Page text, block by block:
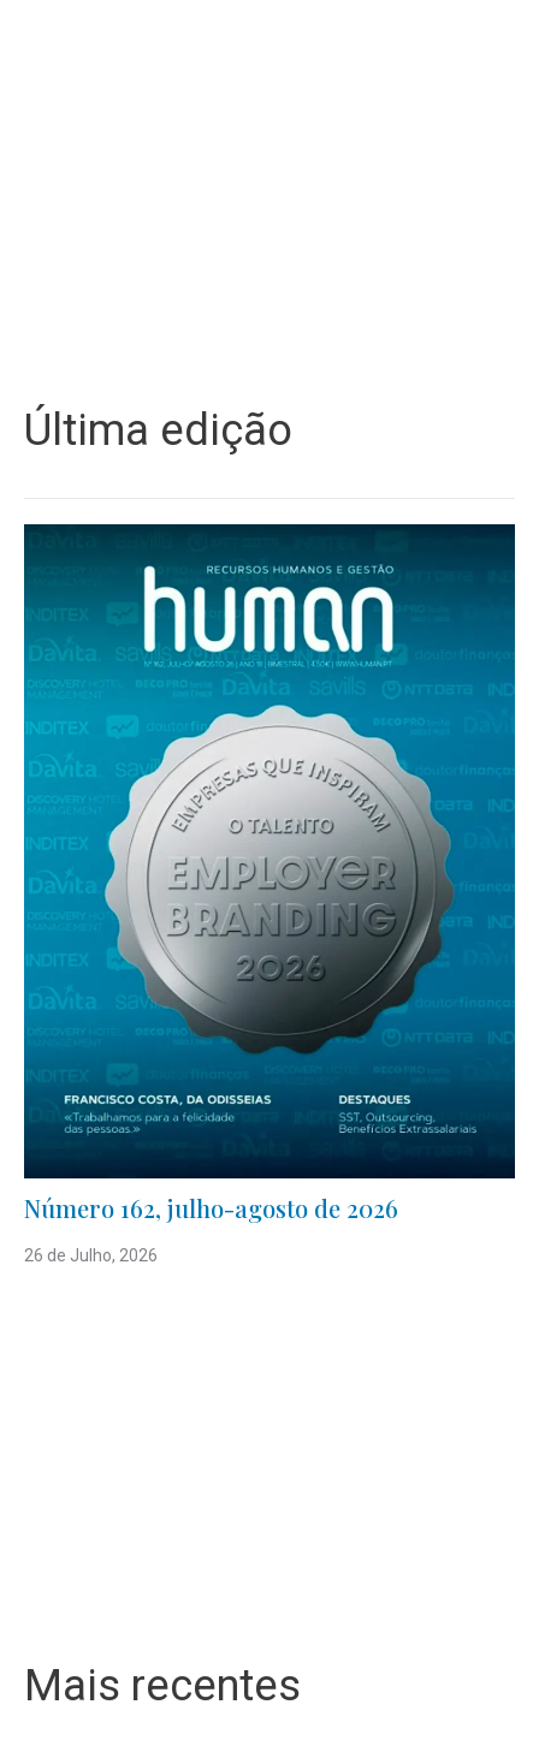
Última edição
Número 162, julho-agosto de 2026
26 de Julho, 2026
Mais recentes